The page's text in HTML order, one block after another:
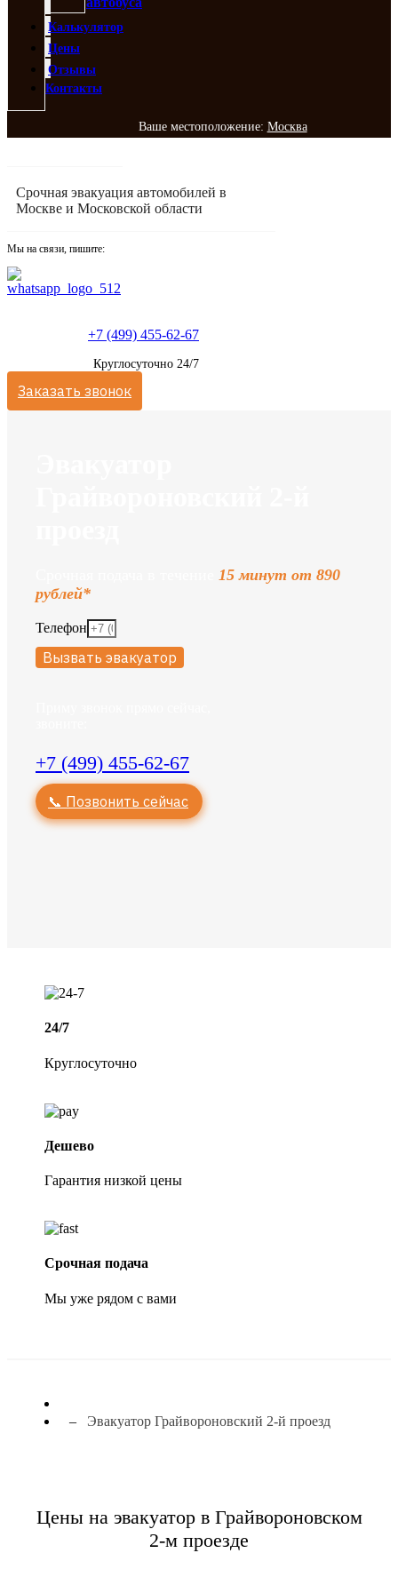
Калькулятор
Цены
Отзывы
Контакты
Ваше местоположение: Москва
Срочная эвакуация автомобилей в
Москве и Московской области
Мы на связи, пишите:
+7 (499) 455-62-67
Круглосуточно 24/7
Заказать звонок
15 минут от 890
рублей*
Телефон
Вызвать эвакуатор
+7 (499) 455-62-67
📞 Позвонить сейчас
24/7
Круглосуточно
Дешево
Гарантия низкой цены
Срочная подача
Мы уже рядом с вами
Эвакуатор Грайвороновский 2-й проезд
Цены на эвакуатор в Грайвороновском
2-м проезде